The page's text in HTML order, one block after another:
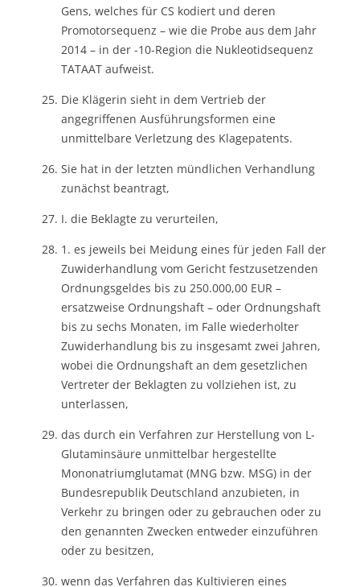
Gens, welches für CS kodiert und deren
Promotorsequenz – wie die Probe aus dem Jahr
2014 – in der -10-Region die Nukleotidsequenz
TATAAT aufweist.
Die Klägerin sieht in dem Vertrieb der
angegriffenen Ausführungsformen eine
unmittelbare Verletzung des Klagepatents.
Sie hat in der letzten mündlichen Verhandlung
zunächst beantragt,
I. die Beklagte zu verurteilen,
1. es jeweils bei Meidung eines für jeden Fall der
Zuwiderhandlung vom Gericht festzusetzenden
Ordnungsgeldes bis zu 250.000,00 EUR –
ersatzweise Ordnungshaft – oder Ordnungshaft
bis zu sechs Monaten, im Falle wiederholter
Zuwiderhandlung bis zu insgesamt zwei Jahren,
wobei die Ordnungshaft an dem gesetzlichen
Vertreter der Beklagten zu vollziehen ist, zu
unterlassen,
das durch ein Verfahren zur Herstellung von L-
Glutaminsäure unmittelbar hergestellte
Mononatriumglutamat (MNG bzw. MSG) in der
Bundesrepublik Deutschland anzubieten, in
Verkehr zu bringen oder zu gebrauchen oder zu
den genannten Zwecken entweder einzuführen
oder zu besitzen,
wenn das Verfahren das Kultivieren eines